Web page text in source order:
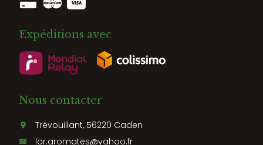
Expéditions avec
Nous contacter
Trévouillant, 56220 Caden
lor.aromates@yahoo.fr